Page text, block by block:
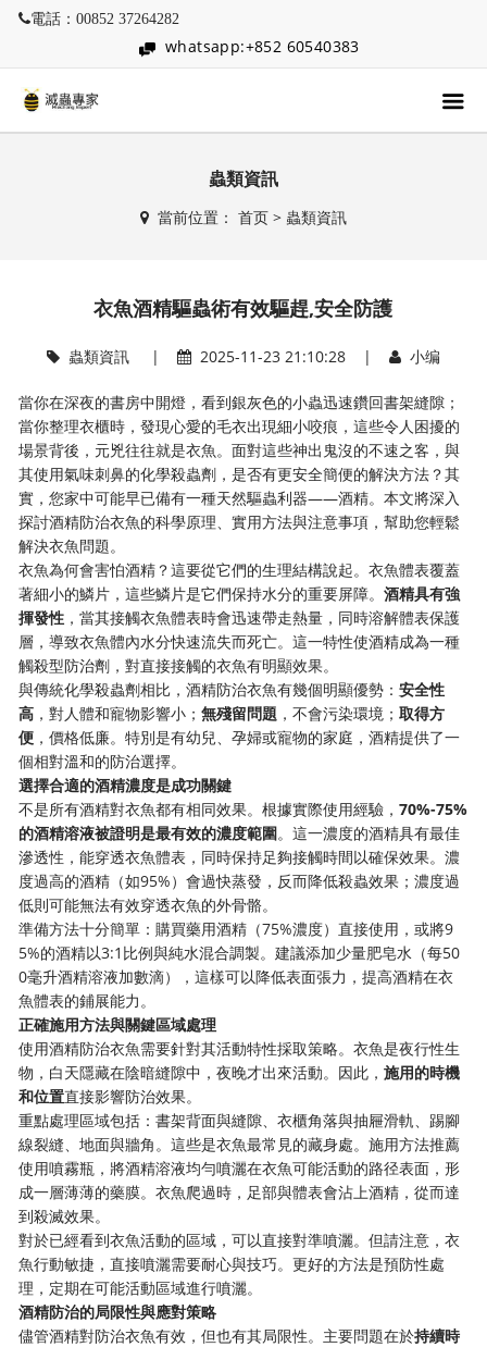
電話：00852 37264282
whatsapp:+852 60540383
蟲類資訊
當前位置： 首页> 蟲類資訊
衣魚酒精驅蟲術有效驅趕,安全防護
蟲類資訊| 2025-11-23 21:10:28 | 小编
當你在深夜的書房中開燈，看到銀灰色的小蟲迅速鑽回書架縫隙；
當你整理衣櫃時，發現心愛的毛衣出現細小咬痕，這些令人困擾的
場景背後，元兇往往就是衣魚。面對這些神出鬼沒的不速之客，與
其使用氣味刺鼻的化學殺蟲劑，是否有更安全簡便的解決方法？其
實，您家中可能早已備有一種天然驅蟲利器——酒精。本文將深入
探討酒精防治衣魚的科學原理、實用方法與注意事項，幫助您輕鬆
解決衣魚問題。
衣魚為何會害怕酒精？這要從它們的生理結構說起。衣魚體表覆蓋
著細小的鱗片，這些鱗片是它們保持水分的重要屏障。酒精具有強
揮發性 ，當其接觸衣魚體表時會迅速帶走熱量，同時溶解體表保護
層，導致衣魚體內水分快速流失而死亡。這一特性使酒精成為一種
觸殺型防治劑，對直接接觸的衣魚有明顯效果。
與傳統化學殺蟲劑相比，酒精防治衣魚有幾個明顯優勢：安全性
高 ，對人體和寵物影響小；無殘留問題 ，不會污染環境；取得方
便 ，價格低廉。特別是有幼兒、孕婦或寵物的家庭，酒精提供了一
個相對溫和的防治選擇。
選擇合適的酒精濃度是成功關鍵
不是所有酒精對衣魚都有相同效果。根據實際使用經驗，70%-75%
的酒精溶液被證明是最有效的濃度範圍。這一濃度的酒精具有最佳
滲透性，能穿透衣魚體表，同時保持足夠接觸時間以確保效果。濃
度過高的酒精（如95%）會過快蒸發，反而降低殺蟲效果；濃度過
低則可能無法有效穿透衣魚的外骨骼。
準備方法十分簡單：購買藥用酒精（75%濃度）直接使用，或將9
5%的酒精以3:1比例與純水混合調製。建議添加少量肥皂水（每50
0毫升酒精溶液加數滴），這樣可以降低表面張力，提高酒精在衣
魚體表的鋪展能力。
正確施用方法與關鍵區域處理
使用酒精防治衣魚需要針對其活動特性採取策略。衣魚是夜行性生
物，白天隱藏在陰暗縫隙中，夜晚才出來活動。因此，施用的時機
和位置直接影響防治效果。
重點處理區域包括：書架背面與縫隙、衣櫃角落與抽屜滑軌、踢腳
線裂縫、地面與牆角。這些是衣魚最常見的藏身處。施用方法推薦
使用噴霧瓶，將酒精溶液均勻噴灑在衣魚可能活動的路径表面，形
成一層薄薄的藥膜。衣魚爬過時，足部與體表會沾上酒精，從而達
到殺滅效果。
對於已經看到衣魚活動的區域，可以直接對準噴灑。但請注意，衣
魚行動敏捷，直接噴灑需要耐心與技巧。更好的方法是預防性處
理，定期在可能活動區域進行噴灑。
酒精防治的局限性與應對策略
儘管酒精對防治衣魚有效，但也有其局限性。主要問題在於持續時